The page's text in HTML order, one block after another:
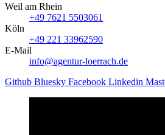
Weil am Rhein
+49 7621 5503061
Köln
+49 221 33962590
E-Mail
info@agentur-loerrach.de
Github Bluesky Facebook Linkedin